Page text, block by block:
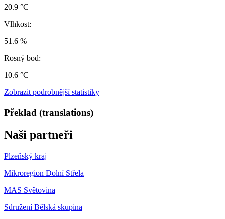
20.9 °C
Vlhkost:
51.6 %
Rosný bod:
10.6 °C
Zobrazit podrobnější statistiky
Překlad (translations)
Naši partneři
Plzeňský kraj
Mikroregion Dolní Střela
MAS Světovina
Sdružení Bělská skupina